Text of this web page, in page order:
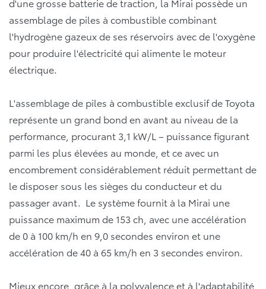
d'une grosse batterie de traction, la Mirai possède un
assemblage de piles à combustible combinant
l'hydrogène gazeux de ses réservoirs avec de l'oxygène
pour produire l'électricité qui alimente le moteur
électrique.
L'assemblage de piles à combustible exclusif de Toyota
représente un grand bond en avant au niveau de la
performance, procurant 3,1 kW/L – puissance figurant
parmi les plus élevées au monde, et ce avec un
encombrement considérablement réduit permettant de
le disposer sous les sièges du conducteur et du
passager avant. Le système fournit à la Mirai une
puissance maximum de 153 ch, avec une accélération
de 0 à 100 km/h en 9,0 secondes environ et une
accélération de 40 à 65 km/h en 3 secondes environ.
Mieux encore, grâce à la polyvalence et à l'adaptabilité